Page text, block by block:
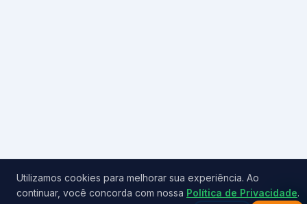
Utilizamos cookies para melhorar sua experiência. Ao
continuar, você concorda com nossa Política de Privacidade.